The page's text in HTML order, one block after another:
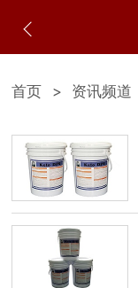
首页 > 资讯频道